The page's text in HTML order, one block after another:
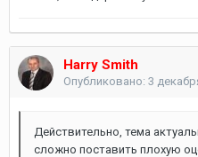
Harry Smith
Опубликовано: 3
Действительно, тема
сложно поставить плохую